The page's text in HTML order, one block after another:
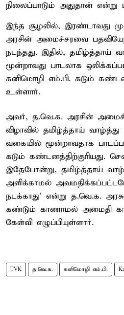
நிலைப்பாடும் அதுதான் என்று
இந்த சூழலில், இரண்டாவது
அரசின் அமைச்சரவை
நடந்தது. இதில், தமிழ்த்தாய்
மூன்றாவது பாடலாக
கனிமொழி எம்.பி. கடும்
உள்ளார்.
அவர், த.வெ.க. அரசின்
விழாவில் தமிழ்த்தாய்
வகையில் மூன்றாவதாக
கடும் கண்டனத்திற்குரியது.
இதேபோன்று, தமிழ்த்தாய்
அளிக்காமல்
நடக்காது' என்று த.வெ.க.
கண்டும் காணாமல் அமைதி
கேள்வி எழுப்பியுள்ளார்.
TVK த.வெ.க. கனிமொழி எம்.பி.